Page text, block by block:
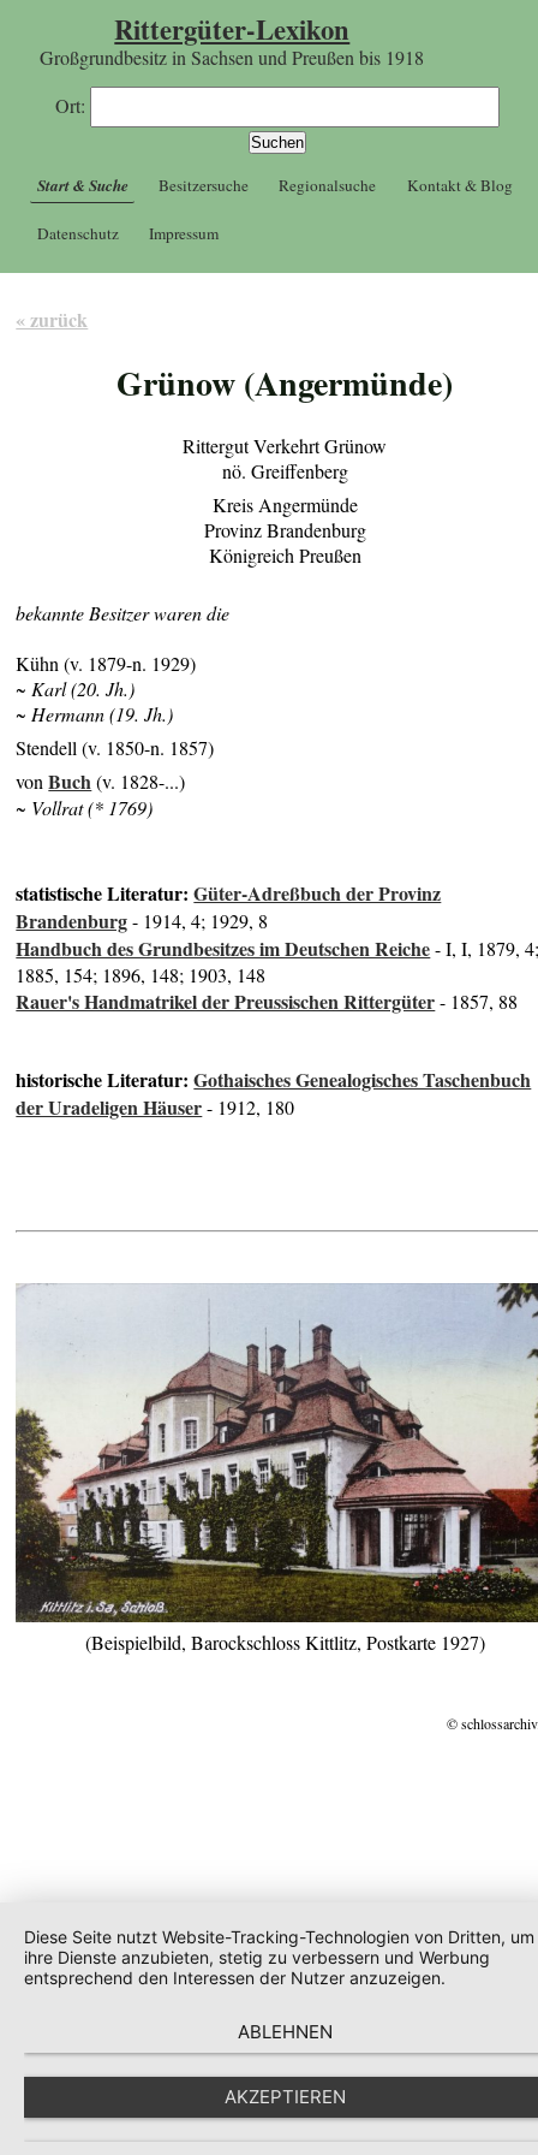
Rittergüter-Lexikon
Großgrundbesitz in Sachsen und Preußen bis 1918
Ort:
Start & Suche Besitzersuche Regionalsuche Kontakt & Blog
Datenschutz Impressum
« zurück
Grünow (Angermünde)
Rittergut Verkehrt Grünow
nö. Greiffenberg
Kreis Angermünde
Provinz Brandenburg
Königreich Preußen
bekannte Besitzer waren die
Kühn (v. 1879-n. 1929)
~ Karl (20. Jh.)
~ Hermann (19. Jh.)
Stendell (v. 1850-n. 1857)
vonBuch(v. 1828-...)
~ Vollrat (* 1769)
statistische Literatur:Güter-Adreßbuch der Provinz
Brandenburg- 1914, 4; 1929, 8
Handbuch des Grundbesitzes im Deutschen Reiche- I, I, 1879,
1885, 154; 1896, 148; 1903, 148
Rauer's Handmatrikel der Preussischen Rittergüter- 1857, 88
historische Literatur:Gothaisches Genealogisches Taschenbuch
der Uradeligen Häuser- 1912, 180
(Beispielbild, Barockschloss Kittlitz, Postkarte 1927)
©
Diese Seite nutzt Website-Tracking-Technologien von Dritten, um
ihre Dienste anzubieten, stetig zu verbessern und Werbung
entsprechend den Interessen der Nutzer anzuzeigen.
ABLEHNEN
AKZEPTIEREN